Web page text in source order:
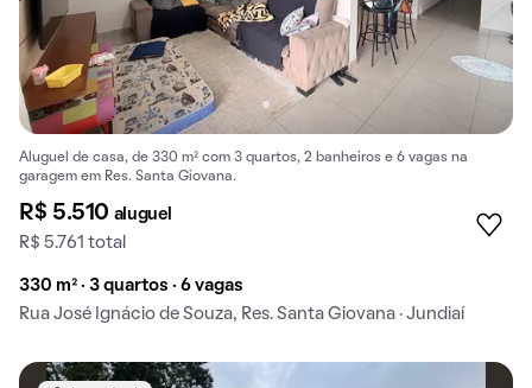
Aluguel de casa, de 330 m² com 3 quartos, 2 banheiros e 6 vagas na
garagem em Res. Santa Giovana.
R$ 5.510 aluguel
R$ 5.761 total
330 m² · 3 quartos · 6 vagas
Rua José Ignácio de Souza, Res. Santa Giovana · Jundiaí